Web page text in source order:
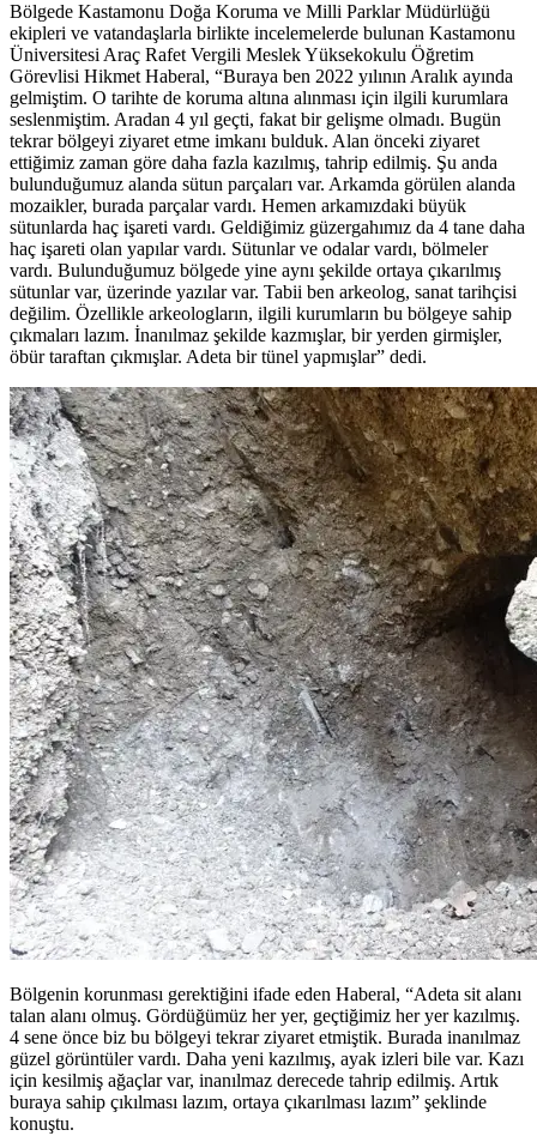
Bölgede Kastamonu Doğa Koruma ve Milli Parklar Müdürlüğü
ekipleri ve vatandaşlarla birlikte incelemelerde bulunan Kastamonu
Üniversitesi Araç Rafet Vergili Meslek Yüksekokulu Öğretim
Görevlisi Hikmet Haberal, “Buraya ben 2022 yılının Aralık ayında
gelmiştim. O tarihte de koruma altına alınması için ilgili kurumlara
seslenmiştim. Aradan 4 yıl geçti, fakat bir gelişme olmadı. Bugün
tekrar bölgeyi ziyaret etme imkanı bulduk. Alan önceki ziyaret
ettiğimiz zaman göre daha fazla kazılmış, tahrip edilmiş. Şu anda
bulunduğumuz alanda sütun parçaları var. Arkamda görülen alanda
mozaikler, burada parçalar vardı. Hemen arkamızdaki büyük
sütunlarda haç işareti vardı. Geldiğimiz güzergahımız da 4 tane daha
haç işareti olan yapılar vardı. Sütunlar ve odalar vardı, bölmeler
vardı. Bulunduğumuz bölgede yine aynı şekilde ortaya çıkarılmış
sütunlar var, üzerinde yazılar var. Tabii ben arkeolog, sanat tarihçisi
değilim. Özellikle arkeologların, ilgili kurumların bu bölgeye sahip
çıkmaları lazım. İnanılmaz şekilde kazmışlar, bir yerden girmişler,
öbür taraftan çıkmışlar. Adeta bir tünel yapmışlar” dedi.
Bölgenin korunması gerektiğini ifade eden Haberal, “Adeta sit alanı
talan alanı olmuş. Gördüğümüz her yer, geçtiğimiz her yer kazılmış.
4 sene önce biz bu bölgeyi tekrar ziyaret etmiştik. Burada inanılmaz
güzel görüntüler vardı. Daha yeni kazılmış, ayak izleri bile var. Kazı
için kesilmiş ağaçlar var, inanılmaz derecede tahrip edilmiş. Artık
buraya sahip çıkılması lazım, ortaya çıkarılması lazım” şeklinde
konuştu.